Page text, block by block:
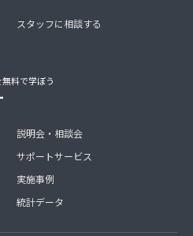
スタッフに相談する
料で学ぼう
説明会・相談会
サポートサービス
実施事例
統計データ